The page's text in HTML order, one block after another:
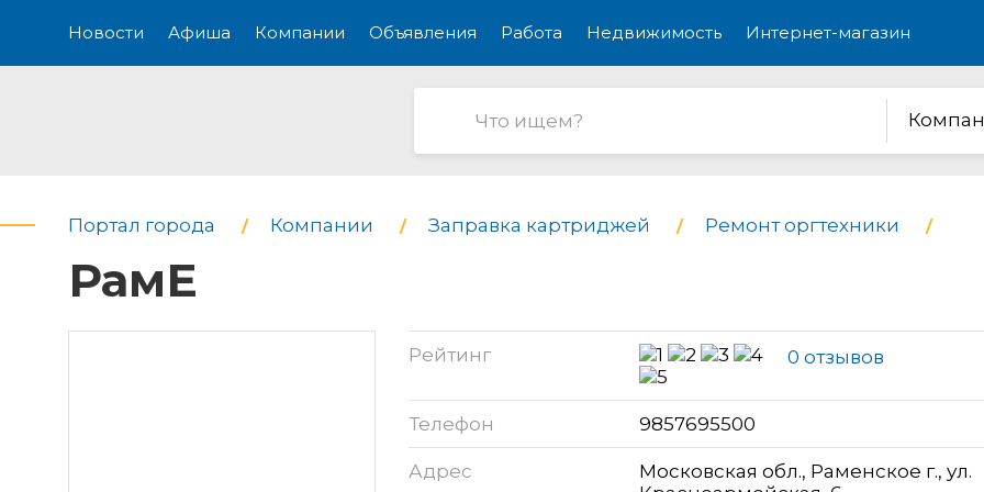
Новости Афиша Компании Объявления Работа Недвижимость Интернет-магазин
Портал города Компании Заправка картриджей Ремонт оргтехники
РамЕ
Рейтинг 0 отзывов
Телефон 9857695500
Адрес
Московская обл., Раменское г., ул.